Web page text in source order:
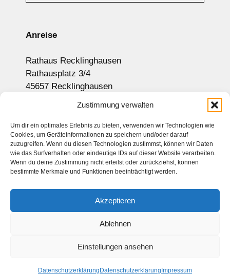
Zustimmung verwalten
Um dir ein optimales Erlebnis zu bieten, verwenden wir Technologien wie
Cookies, um Geräteinformationen zu speichern und/oder darauf
zuzugreifen. Wenn du diesen Technologien zustimmst, können wir Daten
wie das Surfverhalten oder eindeutige IDs auf dieser Website verarbeiten.
Wenn du deine Zustimmung nicht erteilst oder zurückziehst, können
bestimmte Merkmale und Funktionen beeinträchtigt werden.
Akzeptieren
Ablehnen
Einstellungen ansehen
Datenschutzerklärung Datenschutzerklärung Impressum
Anreise
Rathaus Recklinghausen
Rathausplatz 3/4
45657 Recklinghausen
Newsletter
Sitemap
Haftungsausschluss
© 2026 Seniorenbeirat Recklinghausen. Alle Rechte vorbehalten